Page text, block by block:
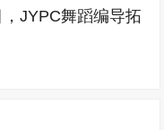
JYPC舞蹈编导拓